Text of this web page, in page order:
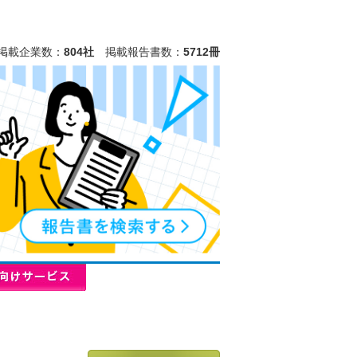
載企業数： 804社 掲載報告書数： 5712冊